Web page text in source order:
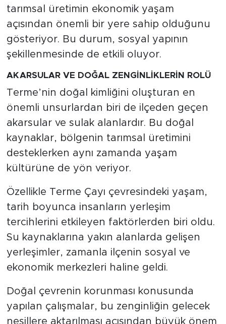
tarımsal üretimin ekonomik yaşam
açısından önemli bir yere sahip olduğunu
gösteriyor. Bu durum, sosyal yapının
şekillenmesinde de etkili oluyor.
AKARSULAR VE DOĞAL ZENGİNLİKLERİN ROLÜ
Terme’nin doğal kimliğini oluşturan en
önemli unsurlardan biri de ilçeden geçen
akarsular ve sulak alanlardır. Bu doğal
kaynaklar, bölgenin tarımsal üretimini
desteklerken aynı zamanda yaşam
kültürüne de yön veriyor.
Özellikle Terme Çayı çevresindeki yaşam,
tarih boyunca insanların yerleşim
tercihlerini etkileyen faktörlerden biri oldu.
Su kaynaklarına yakın alanlarda gelişen
yerleşimler, zamanla ilçenin sosyal ve
ekonomik merkezleri haline geldi.
Doğal çevrenin korunması konusunda
yapılan çalışmalar, bu zenginliğin gelecek
nesillere aktarılması açısından büyük önem